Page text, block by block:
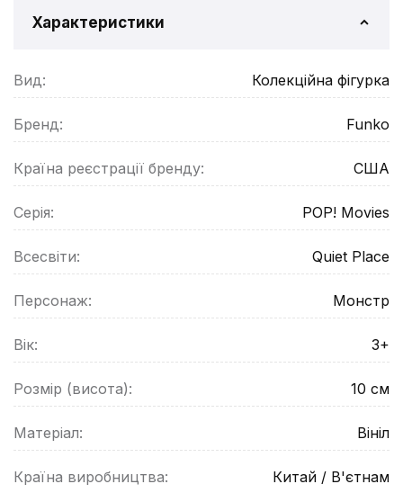
Характеристики
Вид: Колекційна фігурка
Бренд: Funko
Країна реєстрації бренду: США
Серія: POP! Movies
Всесвіти: Quiet Place
Персонаж: Монстр
Вік: 3+
Розмір (висота): 10 см
Матеріал: Вініл
Країна виробництва: Китай / В'єтнам